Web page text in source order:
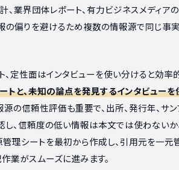
、業界団体レポート、有力ビジネスメディア
の偏りを避けるため複数の情報源で同じ事
、定性面はインタビューを使い分けると効率
トと、未知の論点を発見するインタビュー
源の信頼性評価も重要で、出所、発行年、サ
し、信頼度の低い情報は本文では使わないか
管理シートを最初から作成し、引用元を一元
業がスムーズに進みます。